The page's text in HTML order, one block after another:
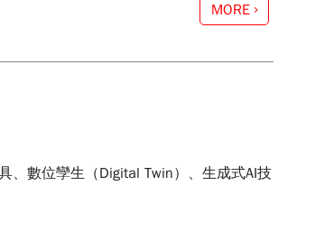
MORE
、數位孿生（Digital Twin）、生成式AI技